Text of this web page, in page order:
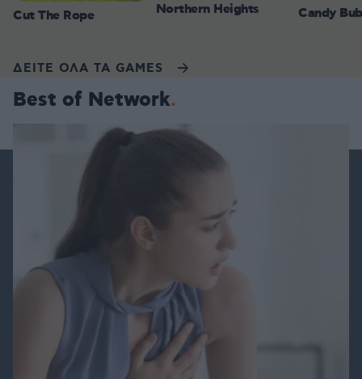
Cut The Rope Northern Heights Candy
ΔΕΙΤΕ ΟΛΑ ΤΑ GAMES
Best of Network